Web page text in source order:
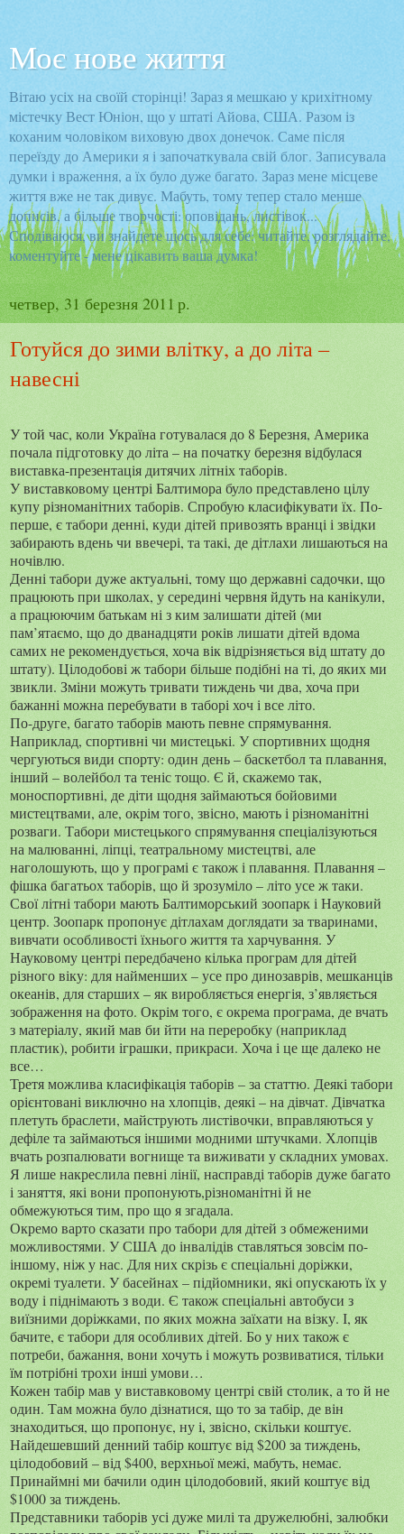
Моє нове життя
Вітаю усіх на своїй сторінці! Зараз я мешкаю у крихітному
містечку Вест Юніон, що у штаті Айова, США. Разом із
коханим чоловіком виховую двох донечок. Саме після
переїзду до Америки я і започаткувала свій блог. Записувала
думки і враження, а їх було дуже багато. Зараз мене місцеве
життя вже не так дивує. Мабуть, тому тепер стало менше
дописів, а більше творчості: оповідань, листівок...
Сподіваюся, ви знайдете щось для себе: читайте, розглядайте,
коментуйте - мене цікавить ваша думка!
четвер, 31 березня 2011 р.
Готуйся до зими влітку, а до літа –
навесні
У той час, коли Україна готувалася до 8 Березня, Америка
почала підготовку до літа – на початку березня відбулася
виставка-презентація дитячих літніх таборів.
У виставковому центрі Балтимора було представлено цілу
купу різноманітних таборів. Спробую класифікувати їх. По-
перше, є табори денні, куди дітей привозять вранці і звідки
забирають вдень чи ввечері, та такі, де дітлахи лишаються на
ночівлю.
Денні табори дуже актуальні, тому що державні садочки, що
працюють при школах, у середині червня йдуть на канікули,
а працюючим батькам ні з ким залишати дітей (ми
пам’ятаємо, що до дванадцяти років лишати дітей вдома
самих не рекомендується, хоча вік відрізняється від штату до
штату). Цілодобові ж табори більше подібні на ті, до яких ми
звикли. Зміни можуть тривати тиждень чи два, хоча при
бажанні можна перебувати в таборі хоч і все літо.
По-друге, багато таборів мають певне спрямування.
Наприклад, спортивні чи мистецькі. У спортивних щодня
чергуються види спорту: один день – баскетбол та плавання,
інший – волейбол та теніс тощо. Є й, скажемо так,
моноспортивні, де діти щодня займаються бойовими
мистецтвами, але, окрім того, звісно, мають і різноманітні
розваги. Табори мистецького спрямування спеціалізуються
на малюванні, ліпці, театральному мистецтві, але
наголошують, що у програмі є також і плавання. Плавання –
фішка багатьох таборів, що й зрозуміло – літо усе ж таки.
Свої літні табори мають Балтиморський зоопарк і Науковий
центр. Зоопарк пропонує дітлахам доглядати за тваринами,
вивчати особливості їхнього життя та харчування. У
Науковому центрі передбачено кілька програм для дітей
різного віку: для найменших – усе про динозаврів, мешканців
океанів, для старших – як виробляється енергія, з’являється
зображення на фото. Окрім того, є окрема програма, де вчать
з матеріалу, який мав би йти на переробку (наприклад
пластик), робити іграшки, прикраси. Хоча і це ще далеко не
все…
Третя можлива класифікація таборів – за статтю. Деякі табори
орієнтовані виключно на хлопців, деякі – на дівчат. Дівчатка
плетуть браслети, майструють листівочки, вправляються у
дефіле та займаються іншими модними штучками. Хлопців
вчать розпалювати вогнище та виживати у складних умовах.
Я лише накреслила певні лінії, насправді таборів дуже багато
і заняття, які вони пропонують,різноманітні й не
обмежуються тим, про що я згадала.
Окремо варто сказати про табори для дітей з обмеженими
можливостями. У США до інвалідів ставляться зовсім по-
іншому, ніж у нас. Для них скрізь є спеціальні доріжки,
окремі туалети. У басейнах – підйомники, які опускають їх у
воду і піднімають з води. Є також спеціальні автобуси з
виїзними доріжками, по яких можна заїхати на візку. І, як
бачите, є табори для особливих дітей. Бо у них також є
потреби, бажання, вони хочуть і можуть розвиватися, тільки
їм потрібні трохи інші умови…
Кожен табір мав у виставковому центрі свій столик, а то й не
один. Там можна було дізнатися, що то за табір, де він
знаходиться, що пропонує, ну і, звісно, скільки коштує.
Найдешевший денний табір коштує від $200 за тиждень,
цілодобовий – від$400, верхньої межі, мабуть, немає.
Принаймні ми бачили один цілодобовий, який коштує від
$1000 за тиждень.
Представники таборів усі дуже милі та дружелюбні, залюбки